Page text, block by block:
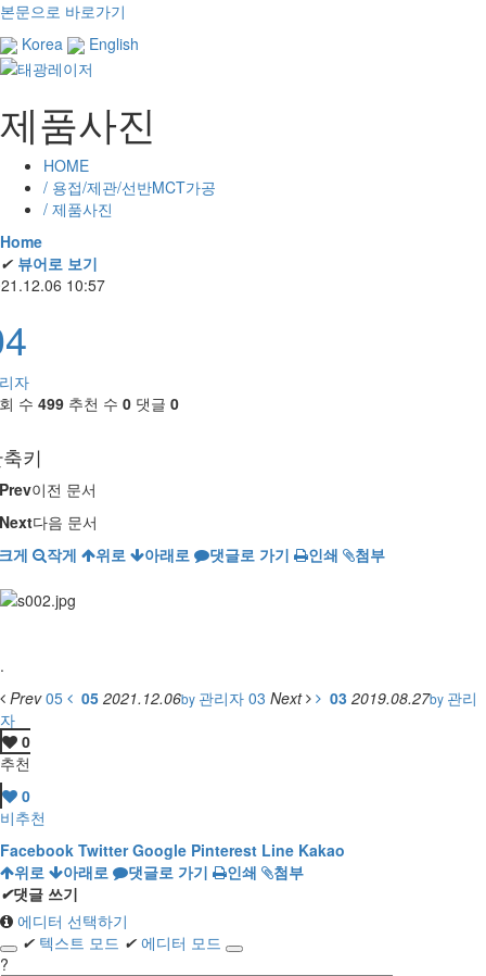
본문으로 바로가기
Korea
English
제품사진
HOME
/ 용접/제관/선반MCT가공
/ 제품사진
Home
✔ 뷰어로 보기
10:57
자
수 499 추천 수 0 댓글 0
키
Prev이전 문서
Next다음 문서
게
작게 위로 아래로 댓글로 가기 인쇄 첨부
.
Prev05 05 2021.12.06by 관리자 03 Next 03 2019.08.27by 관리
자
0
추천
0
비추천
Facebook Twitter Google Pinterest Line Kakao
위로
아래로 댓글로 가기 인쇄
첨부
✔댓글 쓰기
에디터 선택하기
✔ 텍스트 모드 ✔ 에디터 모드
?